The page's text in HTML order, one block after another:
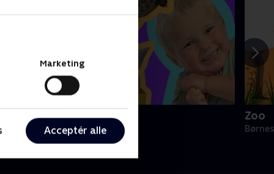
Marketing
Acceptér alle
Mini Oiii
• 1 sæsoner
Zoo